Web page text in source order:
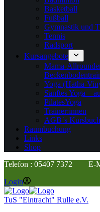
Basketball
Fußball
Gymnastik und
Tennis
Radsport
Kursangebote
Mama-
Yoga (Hatha-
Sanftes Yoga –
PilatesYoga
Trainer:innen
AGB`s
Raumbuchung
Links
Shop
Telefon : 05407 7372 E-
Login
TuS "Eintracht" Rulle e.V.